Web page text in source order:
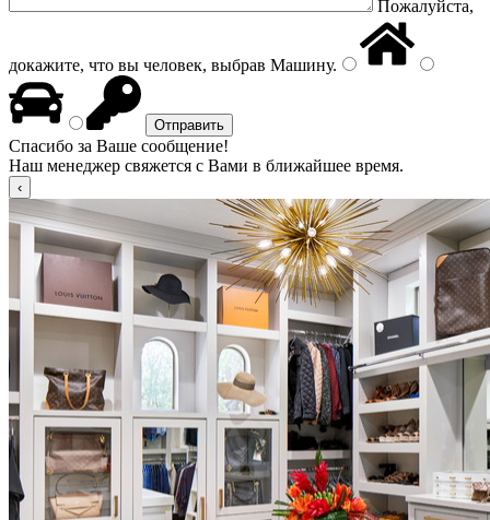
Пожалуйста,
докажите, что вы человек, выбрав Машину.
Спасибо за Ваше сообщение!
Наш менеджер свяжется с Вами в ближайшее время.